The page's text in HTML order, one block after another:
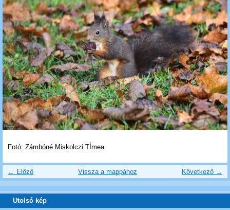
Fotó: Zámbóné Miskolczi TÍmea
← Előző Következő →
Vissza a mappához
Utolsó kép